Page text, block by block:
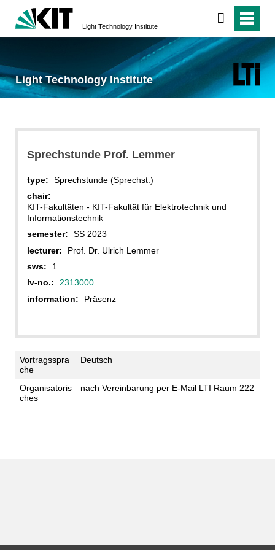
Light Technology Institute
Light Technology Institute
Sprechstunde Prof. Lemmer
type:
Sprechstunde (Sprechst.)
chair:
KIT-Fakultäten - KIT-Fakultät für Elektrotechnik und
Informationstechnik
semester:
SS 2023
lecturer:
Prof. Dr. Ulrich Lemmer
sws:
1
lv-no.:
2313000
information:
Präsenz
Vortragsspra
che
Deutsch
Organisatoris
ches
nach Vereinbarung per E-Mail LTI Raum 222